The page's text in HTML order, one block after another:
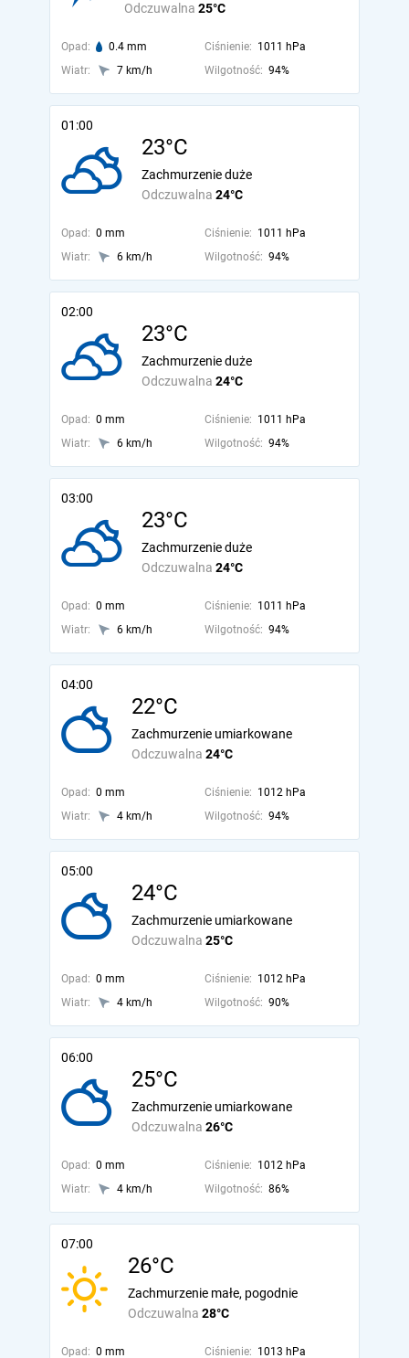
Odczuwalna 25°C
Opad: 0.4 mm Ciśnienie: 1011 hPa
Wiatr:
7 km/h Wilgotność: 94%
01:00
23°C
Odczuwalna 24°C
Zachmurzenie duże
Opad: 0 mm Ciśnienie: 1011 hPa
Wiatr:
6 km/h Wilgotność: 94%
02:00
23°C
Odczuwalna 24°C
Zachmurzenie duże
Opad: 0 mm Ciśnienie: 1011 hPa
Wiatr:
6 km/h Wilgotność: 94%
03:00
23°C
Odczuwalna 24°C
Zachmurzenie duże
Opad: 0 mm Ciśnienie: 1011 hPa
Wiatr:
6 km/h Wilgotność: 94%
04:00
22°C
Odczuwalna 24°C
Zachmurzenie umiarkowane
Opad: 0 mm Ciśnienie: 1012 hPa
Wiatr:
4 km/h Wilgotność: 94%
05:00
24°C
Odczuwalna 25°C
Zachmurzenie umiarkowane
Opad: 0 mm Ciśnienie: 1012 hPa
Wiatr:
4 km/h Wilgotność: 90%
06:00
25°C
Odczuwalna 26°C
Zachmurzenie umiarkowane
Opad: 0 mm Ciśnienie: 1012 hPa
Wiatr:
4 km/h Wilgotność: 86%
07:00
26°C
Odczuwalna 28°C
Zachmurzenie małe, pogodnie
Opad: 0 mm Ciśnienie: 1013 hPa